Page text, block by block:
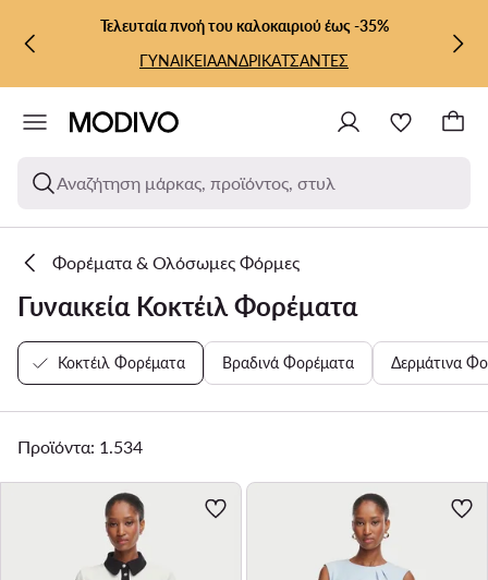
ΜΕΤΆΒΑΣΗ ΣΤΟ ΚΎΡΙΟ ΠΕΡΙΕΧΌΜΕΝΟ
ΜΕΤΆΒΑΣΗ ΣΤΗΝ ΑΝΑΖΉΤΗΣΗ
Τελευταία πνοή του καλοκαιριού έως -35%
ΓΥΝΑΙΚΕΙΑΑΝΔΡΙΚΑΤΣΑΝΤΕΣ
Αναζήτηση μάρκας, προϊόντος, στυλ
Φορέματα & Ολόσωμες Φόρμες
Γυναικεία Κοκτέιλ Φορέματα
Κοκτέιλ Φορέματα Βραδινά Φορέματα Δερμάτινα
Προϊόντα: 1.534